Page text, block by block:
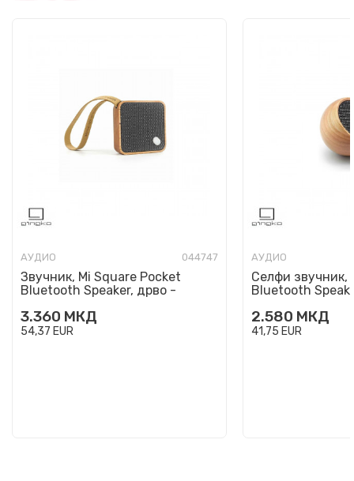
АУДИО 044747
Звучник, Mi Square Pocket
Bluetooth Speaker, дрво -
3.360 МКД
54,37 EUR
АУДИО
Селфи звучник,
Bluetooth
2.580 МКД
41,75 EUR